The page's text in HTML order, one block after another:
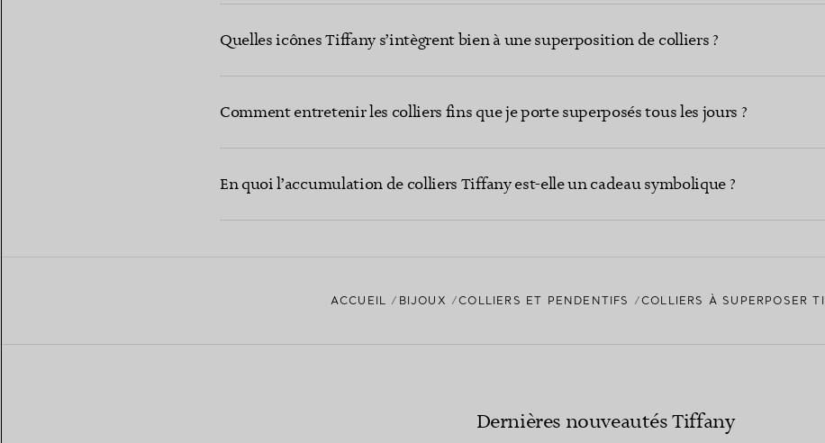
Quelles icônes Tiffany s’intègrent bien à une superposition de colliers ?
Comment entretenir les colliers fins que je porte superposés tous les jours ?
En quoi l’accumulation de colliers Tiffany est-elle un cadeau symbolique ?
ACCUEIL BIJOUX COLLIERS ET PENDENTIFS COLLIERS À SUPERPOSER
Dernières nouveautés Tiffany